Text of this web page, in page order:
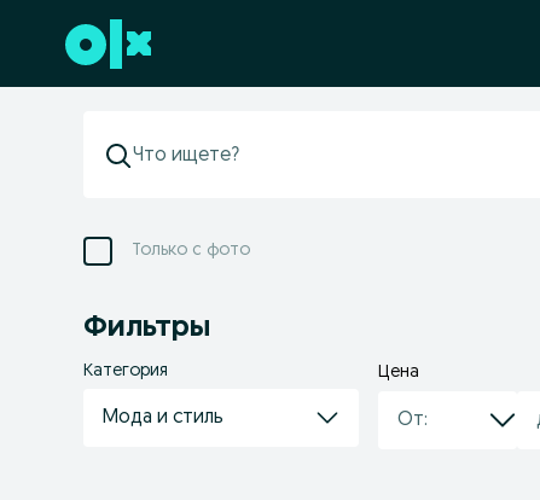
Перейти к нижнему колонтитулу
Только с фото
Фильтры
Категория
Мода и стиль
Цена